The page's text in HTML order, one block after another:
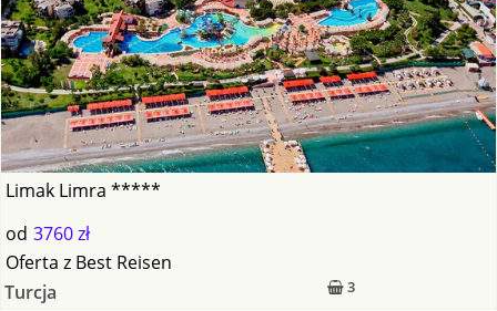
Limak Limra *****
od 3760 zł
3
Oferta z Best Reisen
Turcja